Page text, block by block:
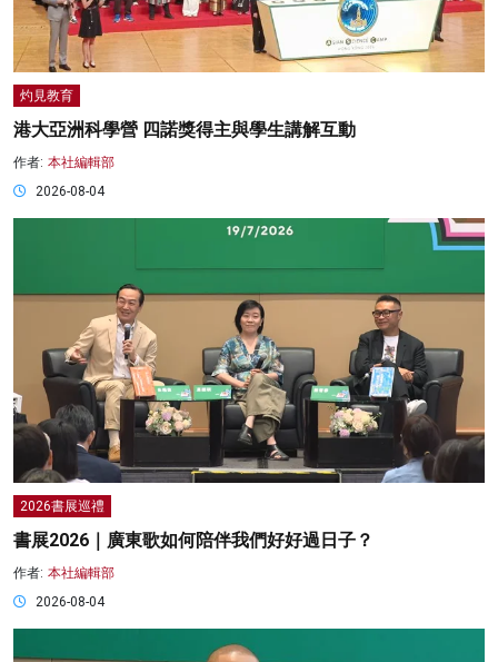
灼見教育
港大亞洲科學營 四諾獎得主與學生講解互動
作者: 本社編輯部
2026-08-04
2026書展巡禮
書展2026｜廣東歌如何陪伴我們好好過日子？
作者: 本社編輯部
2026-08-04